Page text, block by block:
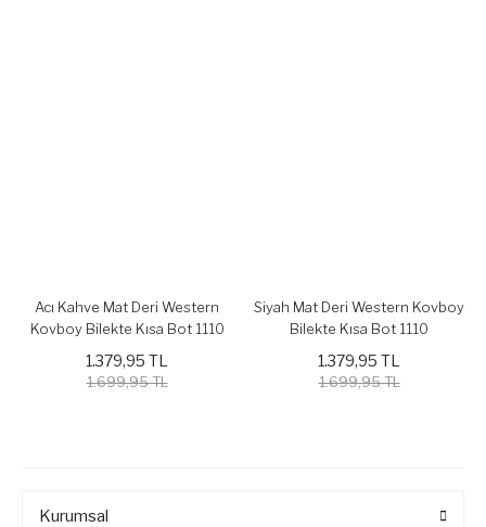
Acı Kahve Mat Deri Western
Kovboy Bilekte Kısa Bot 1110
1.379,95 TL
1.699,95 TL
Siyah Mat Deri Western Kovboy
Bilekte Kısa Bot 1110
1.379,95 TL
1.699,95 TL
Kurumsal